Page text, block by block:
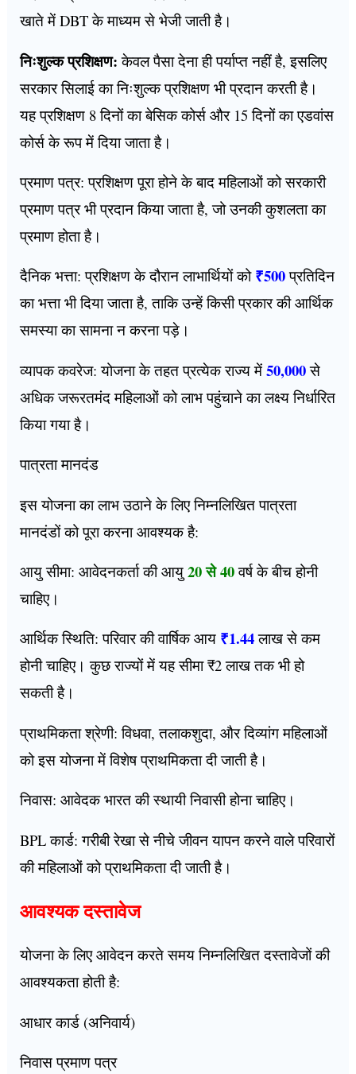
खाते में DBT के माध्यम से भेजी जाती है।
निःशुल्क प्रशिक्षण: केवल पैसा देना ही पर्याप्त नहीं है, इसलिए
सरकार सिलाई का निःशुल्क प्रशिक्षण भी प्रदान करती है।
यह प्रशिक्षण 8 दिनों का बेसिक कोर्स और 15 दिनों का एडवांस
कोर्स के रूप में दिया जाता है।
प्रमाण पत्र: प्रशिक्षण पूरा होने के बाद महिलाओं को सरकारी
प्रमाण पत्र भी प्रदान किया जाता है, जो उनकी कुशलता का
प्रमाण होता है।
दैनिक भत्ता: प्रशिक्षण के दौरान लाभार्थियों को ₹500प्रतिदिन
का भत्ता भी दिया जाता है, ताकि उन्हें किसी प्रकार की आर्थिक
समस्या का सामना न करना पड़े।
व्यापक कवरेज: योजना के तहत प्रत्येक राज्य में50,000से
अधिक जरूरतमंद महिलाओं को लाभ पहुंचाने का लक्ष्य निर्धारित
किया गया है।
पात्रता मानदंड
इस योजना का लाभ उठाने के लिए निम्नलिखित पात्रता
मानदंडों को पूरा करना आवश्यक है:
आयु सीमा: आवेदनकर्ता की आयु20 से 40वर्ष के बीच होनी
चाहिए।
आर्थिक स्थिति: परिवार की वार्षिक आय ₹1.44 लाख से कम
होनी चाहिए। कुछ राज्यों में यह सीमा ₹2 लाख तक भी हो
सकती है।
प्राथमिकता श्रेणी: विधवा, तलाकशुदा, और दिव्यांग महिलाओं
को इस योजना में विशेष प्राथमिकता दी जाती है।
निवास: आवेदक भारत की स्थायी निवासी होना चाहिए।
BPL कार्ड: गरीबी रेखा से नीचे जीवन यापन करने वाले परिवारों
की महिलाओं को प्राथमिकता दी जाती है।
आवश्यक दस्तावेज
योजना के लिए आवेदन करते समय निम्नलिखित दस्तावेजों की
आवश्यकता होती है:
आधार कार्ड (अनिवार्य)
निवास प्रमाण पत्र